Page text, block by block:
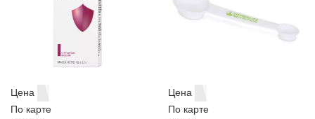
Цена
По карте
Цена
По карте